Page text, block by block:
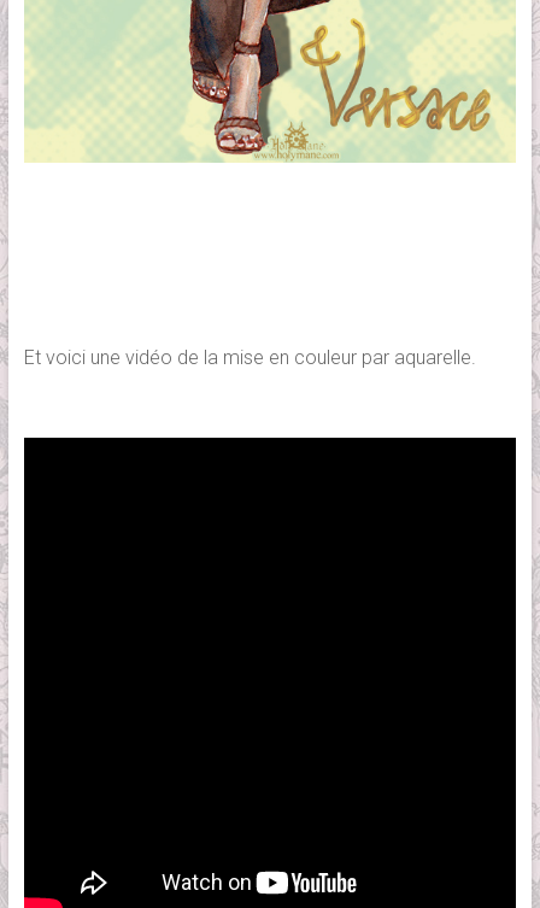
Et voici une vidéo de la mise en couleur par aquarelle.